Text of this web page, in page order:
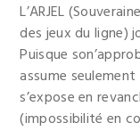
L’ARJEL
des jeux du ligne)
Puisque
assume
s’expose en
(impossibilité en